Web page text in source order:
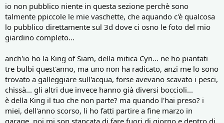
io non pubblico niente in questa sezione perchè sono
talmente ppiccole le mie vaschette, che aquando c'è qualcosa
lo pubblico direttamente sul 3d dove ci osno le foto del mio
giardino completo...
anch'io ho la King of Siam, della mitica Cyn... ne ho piantati
tre bulbi quest'anno, ma uno non ha radicato, anzi me lo sono
trovato a galleggiare sull'acqua, forse avevano scavato i pesci,
chissà... gli altri due invece hanno già diversi boccioli...
è della King il tuo che non parte? ma quando l'hai preso? i
miei, dell'anno scorso, li ho fatti partire a fine marzo in
garage, poi mi son stancata di fare fuori di giorno e dentro di